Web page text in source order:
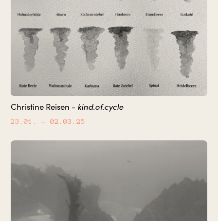
Christine Reisen - kind.of.cycle
23.01. – 02.03.25